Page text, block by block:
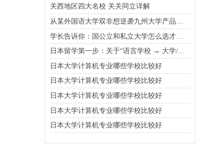
关西地区四大名校 关关同立详解
日本留学第一步：关于“语言学校 → 大学/大学院”的升学路线
日本大学计算机专业哪些学校比较好
日本大学计算机专业哪些学校比较好
日本大学计算机专业哪些学校比较好
日本大学计算机专业哪些学校比较好
日本大学计算机专业哪些学校比较好